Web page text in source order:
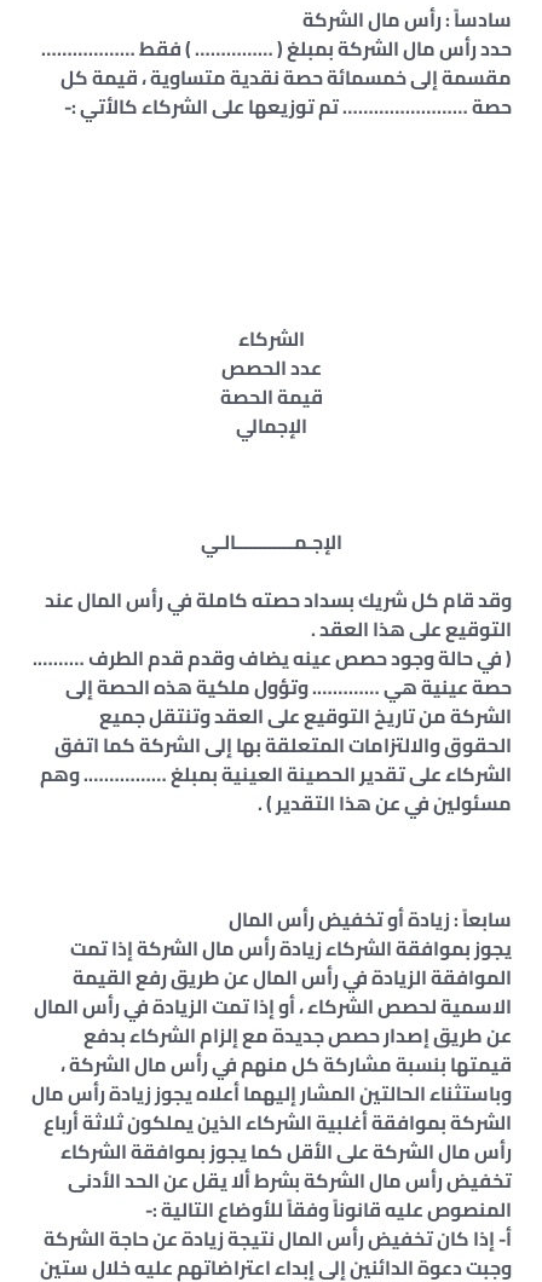
سادساً : رأس مال الشركة
حدد رأس مال الشركة بمبلغ ( …………… ) فقط ………………
مقسمة إلى خمسمائة حصة نقدية متساوية ، قيمة كل
حصة …………………… تم توزيعها على الشركاء كالأتي :-
الشركاء
عدد الحصص
قيمة الحصة
الإجمالي
الإجـمــــــــــــالـي
وقد قام كل شريك بسداد حصته كاملة في رأس المال عند
التوقيع على هذا العقد .
( في حالة وجود حصص عينه يضاف وقدم قدم الطرف ……….
حصة عينية هي …………. وتؤول ملكية هذه الحصة إلى
الشركة من تاريخ التوقيع على العقد وتنتقل جميع
الحقوق والالتزامات المتعلقة بها إلى الشركة كما اتفق
الشركاء على تقدير الحصينة العينية بمبلغ ……………. وهم
مسئولين في عن هذا التقدير ) .
سابعاً : زيادة أو تخفيض رأس المال
يجوز بموافقة الشركاء زيادة رأس مال الشركة إذا تمت
الموافقة الزيادة في رأس المال عن طريق رفع القيمة
الاسمية لحصص الشركاء ، أو إذا تمت الزيادة في رأس المال
عن طريق إصدار حصص جديدة مع إلزام الشركاء بدفع
قيمتها بنسبة مشاركة كل منهم في رأس مال الشركة ،
وباستثناء الحالتين المشار إليهما أعلاه يجوز زيادة رأس مال
الشركة بموافقة أغلبية الشركاء الذين يملكون ثلاثة أرباع
رأس مال الشركة على الأقل كما يجوز بموافقة الشركاء
تخفيض رأس مال الشركة بشرط ألا يقل عن الحد الأدنى
المنصوص عليه قانوناً وفقاً للأوضاع التالية :-
أ- إذا كان تخفيض رأس المال نتيجة زيادة عن حاجة الشركة
وجبت دعوة الدائنين إلى إبداء اعتراضاتهم عليه خلال ستين